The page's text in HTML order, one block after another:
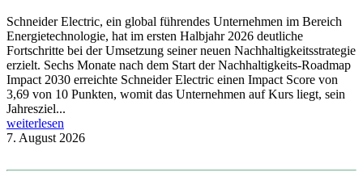
Schneider Electric, ein global führendes Unternehmen im Bereich
Energietechnologie, hat im ersten Halbjahr 2026 deutliche
Fortschritte bei der Umsetzung seiner neuen Nachhaltigkeitsstrategie
erzielt. Sechs Monate nach dem Start der Nachhaltigkeits-Roadmap
Impact 2030 erreichte Schneider Electric einen Impact Score von
3,69 von 10 Punkten, womit das Unternehmen auf Kurs liegt, sein
Jahresziel...
weiterlesen
7. August 2026